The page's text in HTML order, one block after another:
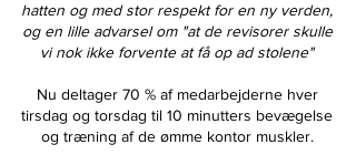
hatten og med stor respekt for en ny verden,
og en lille advarsel om "at de revisorer skulle
vi nok ikke forvente at få op ad stolene"
Nu deltager 70 % af medarbejderne hver
tirsdag og torsdag til 10 minutters bevægelse
og træning af de ømme kontor muskler.